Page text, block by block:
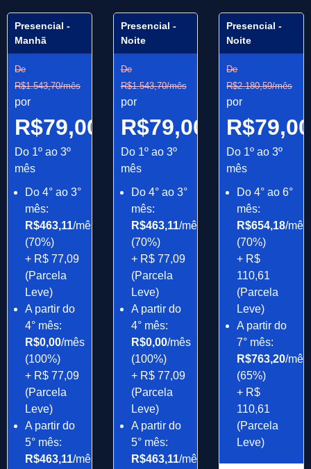
Presencial -
Manhã
De
R$1.543,70/mês
por
R$79,00/mês
Do 1º ao 3º
mês
Do 4° ao 3°
mês:
R$463,11/mês
(70%)
+ R$ 77,09
(Parcela
Leve)
A partir do
4° mês:
R$0,00/mês
(100%)
+ R$ 77,09
(Parcela
Leve)
A partir do
5° mês:
R$463,11/mês
Presencial -
Noite
De
R$1.543,70/mês
por
R$79,00/mês
Do 1º ao 3º
mês
Do 4° ao 3°
mês:
R$463,11/mês
(70%)
+ R$ 77,09
(Parcela
Leve)
A partir do
4° mês:
R$0,00/mês
(100%)
+ R$ 77,09
(Parcela
Leve)
A partir do
5° mês:
R$463,11/mês
Presencial -
Noite
De
R$2.180,59/mês
por
Do 1º ao 3º
mês
Do 4° ao 6°
mês:
R$654,18/mês
(70%)
+ R$
110,61
(Parcela
Leve)
A partir do
7° mês:
R$763,20/mês
(65%)
+ R$
110,61
(Parcela
Leve)